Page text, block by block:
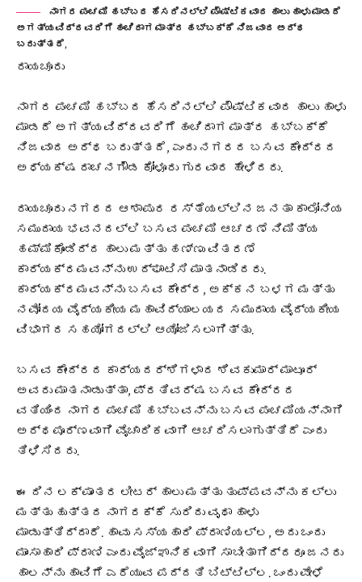
ನಾಗರ ಪಂಚಮಿ ಹಬ್ಬದ ಹೆಸರಿನಲ್ಲಿ ಪೌಷ್ಟಿಕವಾದ ಹಾಲು ಹಾಳು ಮಾಡದೆ
ಅಗತ್ಯವಿದ್ದವರಿಗೆ ಹಂಚಿದಾಗ ಮಾತ್ರ ಹಬ್ಬಕ್ಕೆ ನಿಜವಾದ ಅರ್ಥ
ಬರುತ್ತದೆ,
ರಾಯಚೂರು
ನಾಗರ ಪಂಚಮಿ ಹಬ್ಬದ ಹೆಸರಿನಲ್ಲಿ ಪೌಷ್ಟಿಕವಾದ ಹಾಲು ಹಾಳು
ಮಾಡದೆ ಅಗತ್ಯವಿದ್ದವರಿಗೆ ಹಂಚಿದಾಗ ಮಾತ್ರ ಹಬ್ಬಕ್ಕೆ
ನಿಜವಾದ ಅರ್ಥ ಬರುತ್ತದೆ, ಎಂದು ನಗರದ ಬಸವ ಕೇಂದ್ರದ
ಅಧ್ಯಕ್ಷ ರಾಚನಗೌಡ ಕೋಳೂರು ಗುರವಾರ ಹೇಳಿದರು.
ರಾಯಚೂರು ನಗರದ ಆಶಾಪುರ ರಸ್ತೆಯಲ್ಲಿನ ಜನತಾ ಕಾಲೋನಿಯ
ಸಮುದಾಯ ಭವನದಲ್ಲಿ ಬಸವ ಪಂಚಮಿ ಆಚರಣೆ ನಿಮಿತ್ಯ
ಹಮ್ಮಿಕೊಂಡಿದ್ದ ಹಾಲು ಮತ್ತು ಹಣ್ಣು ವಿತರಣೆ
ಕಾರ್ಯಕ್ರಮವನ್ನು ಉದ್ಘಾಟಿಸಿ ಮಾತನಾಡಿದರು.
ಕಾರ್ಯಕ್ರಮವನ್ನು ಬಸವ ಕೇಂದ್ರ, ಅಕ್ಕನ ಬಳಗ ಮತ್ತು
ನವೋದಯ ವೈದ್ಯಕೀಯ ಮಹಾವಿದ್ಯಾಲಯದ ಸಮುದಾಯ ವೈದ್ಯಕೀಯ
ವಿಭಾಗದ ಸಹಯೋಗದಲ್ಲಿ ಆಯೋಜಿಸಲಾಗಿತ್ತು.
ಬಸವ ಕೇಂದ್ರದ ಕಾರ್ಯದರ್ಶಿಗಳಾದ ಶಿವಕುಮಾರ್ ಮಾಟೂರ್
ಅವರು ಮಾತನಾಡುತ್ತಾ, ಪ್ರತಿವರ್ಷ ಬಸವ ಕೇಂದ್ರದ
ವತಿಯಿಂದ ನಾಗರ ಪಂಚಮಿ ಹಬ್ಬವನ್ನು ಬಸವ ಪಂಚಮಿಯನ್ನಾಗಿ
ಅರ್ಥಪೂರ್ಣವಾಗಿ ವೈಚಾರಿಕವಾಗಿ ಆಚರಿಸಲಾಗುತ್ತಿದೆ ಎಂದು
ತಿಳಿಸಿದರು.
ಈ ದಿನ ಲಕ್ಷಾಂತರ ಲೀಟರ್ ಹಾಲು ಮತ್ತು ತುಪ್ಪವನ್ನು ಕಲ್ಲು
ಮತ್ತು ಹುತ್ತದ ನಾಗರಕ್ಕೆ ಸುರಿದು ವೃಥಾ ಹಾಳು
ಮಾಡುತ್ತಿದ್ದಾರೆ. ಹಾವು ಸಸ್ಯಹಾರಿ ಪ್ರಾಣಿಯಲ್ಲ, ಅದು ಒಂದು
ಮಾಂಸಾಹಾರಿ ಪ್ರಾಣಿ ಎಂದು ವೈಜ್ಞಾನಿಕವಾಗಿ ಸಾಬೀತಾಗಿದ್ದರೂ ಜನರು
ಹಾಲನ್ನು ಹಾವಿಗೆ ಎರೆಯುವ ಪದ್ದತಿ ಬಿಟ್ಟಿಲ್ಲ. ಒಂದು ವೇಳೆ